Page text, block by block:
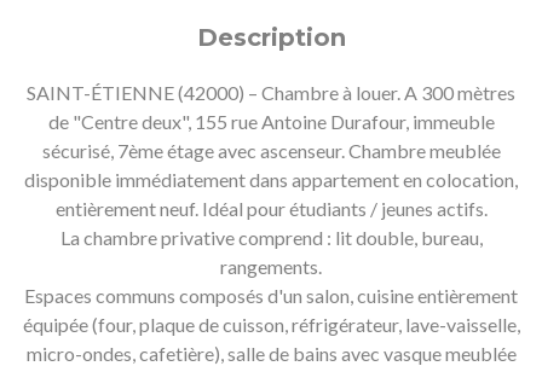
Description
SAINT-ÉTIENNE (42000) – Chambre à louer. A 300 mètres
de "Centre deux", 155 rue Antoine Durafour, immeuble
sécurisé, 7ème étage avec ascenseur. Chambre meublée
disponible immédiatement dans appartement en colocation,
entièrement neuf. Idéal pour étudiants / jeunes actifs.
La chambre privative comprend : lit double, bureau,
rangements.
Espaces communs composés d'un salon, cuisine entièrement
équipée (four, plaque de cuisson, réfrigérateur, lave-vaisselle,
micro-ondes, cafetière), salle de bains avec vasque meublée